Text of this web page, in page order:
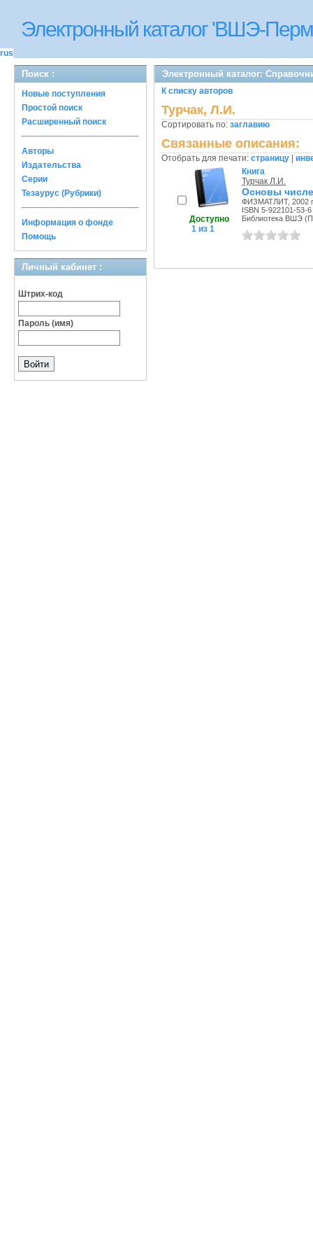
Электронный каталог 'ВШЭ-
rus
Поиск :
Новые поступления
Простой поиск
Расширенный поиск
Авторы
Издательства
Серии
Тезаурус (Рубрики)
Информация о фонде
Помощь
Личный кабинет :
Штрих-код
Пароль (имя)
Электронный каталог:
К списку авторов
Турчак, Л.И.
Сортировать по: заглавию
Связанные описания:
Отобрать для печати: страницу
Доступно
1 из 1
Книга
Турчак Л.И.
Основы
ФИЗМАТЛИТ, 2002
ISBN 5-922101-53-6
Библиотека ВШЭ